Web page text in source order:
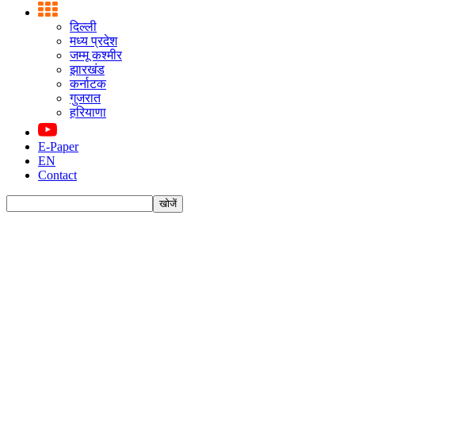
दिल्ली
मध्य प्रदेश
जम्मू कश्मीर
झारखंड
कर्नाटक
गुजरात
हरियाणा
E-Paper
EN
Contact